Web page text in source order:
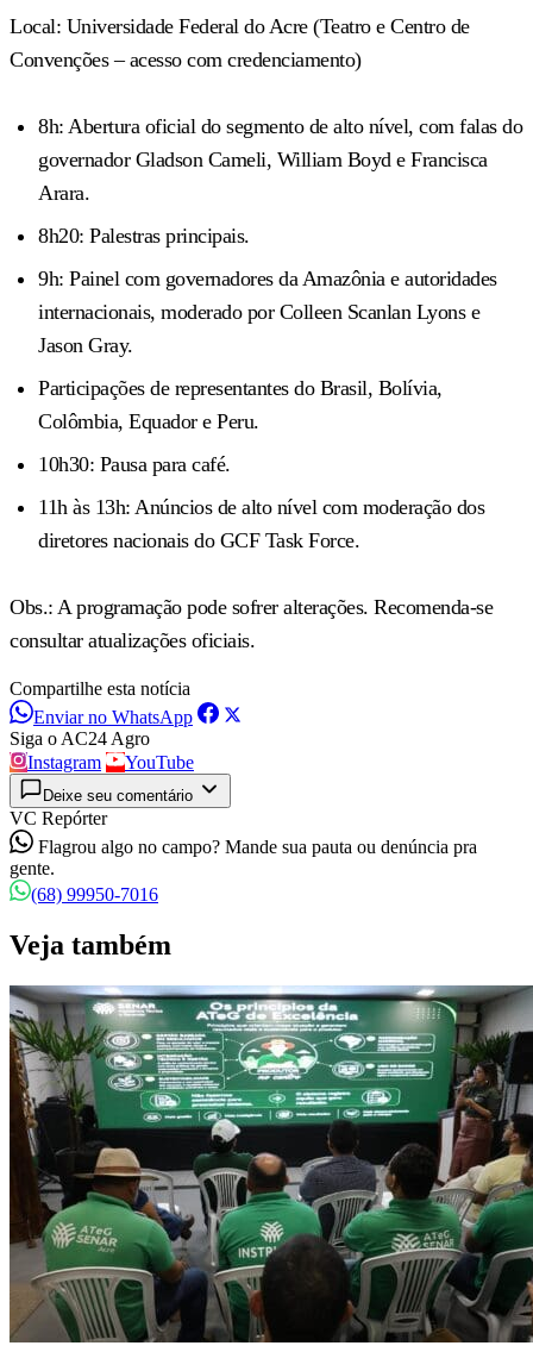
Local: Universidade Federal do Acre (Teatro e Centro de
Convenções – acesso com credenciamento)
8h: Abertura oficial do segmento de alto nível, com falas do
governador Gladson Cameli, William Boyd e Francisca
Arara.
8h20: Palestras principais.
9h: Painel com governadores da Amazônia e autoridades
internacionais, moderado por Colleen Scanlan Lyons e
Jason Gray.
Participações de representantes do Brasil, Bolívia,
Colômbia, Equador e Peru.
10h30: Pausa para café.
11h às 13h: Anúncios de alto nível com moderação dos
diretores nacionais do GCF Task Force.
Obs.: A programação pode sofrer alterações. Recomenda-se
consultar atualizações oficiais.
Compartilhe esta notícia
Enviar no WhatsApp
Siga o AC24 Agro
Instagram
YouTube
Deixe seu comentário
VC Repórter
Flagrou algo no campo? Mande sua pauta ou denúncia pra
gente.
(68) 99950-7016
Veja também